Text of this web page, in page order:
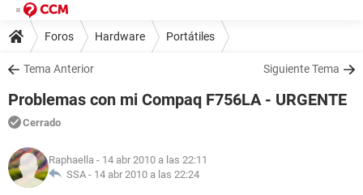
Foros Hardware Portátiles
Tema Anterior Siguiente Tema
Problemas con mi Compaq F756LA - URGENTE
Cerrado
Raphaella - 14 abr 2010 a las 22:11
SSA - 14 abr 2010 a las 22:24